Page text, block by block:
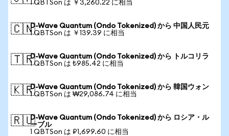
1 QBTSon は ￥3,260.22 に相当
🇨🇳D-Wave Quantum (Ondo Tokenized) から 中国人民元
1 QBTSon は ￥139.39 に相当
🇹🇷D-Wave Quantum (Ondo Tokenized) から トルコリラ
1 QBTSon は ₺985.42 に相当
🇰🇷D-Wave Quantum (Ondo Tokenized) から 韓国ウォン
1 QBTSon は ₩29,086.74 に相当
🇷🇺D-Wave Quantum (Ondo Tokenized) から ロシア・ル
ーブル
1 QBTSon は ₽1,699.60 に相当